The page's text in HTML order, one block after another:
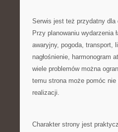
Serwis jest też przydatny dla
Przy planowaniu wydarzenia
awaryjny, pogoda, transport,
nagłośnienie, harmonogram
wiele problemów można
temu strona może pomóc
realizacji.
Charakter strony jest